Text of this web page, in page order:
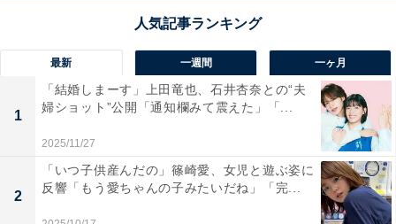
最新 一週間 一ヶ月
1
「結婚しまーす」上田竜也、石井杏奈との“夫
婦ショット”公開「通知欄みて震えた」「...
2025/11/27
2
「いつ子供産んだの」篠崎愛、女児と遊ぶ姿に
反響「もう愛ちゃんの子みたいだね」「完...